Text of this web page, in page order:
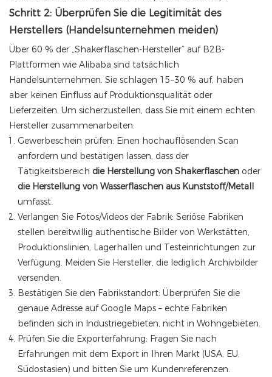
Schritt 2: Überprüfen Sie die Legitimität des
Herstellers (Handelsunternehmen meiden)
Über 60 % der „Shakerflaschen-Hersteller“ auf B2B-
Plattformen wie Alibaba sind tatsächlich
Handelsunternehmen. Sie schlagen 15–30 % auf, haben
aber keinen Einfluss auf Produktionsqualität oder
Lieferzeiten. Um sicherzustellen, dass Sie mit einem echten
Hersteller zusammenarbeiten:
Gewerbeschein prüfen: Einen hochauflösenden Scan
anfordern und bestätigen lassen, dass der
Tätigkeitsbereich die Herstellung von Shakerflaschen oder
die Herstellung von Wasserflaschen aus Kunststoff/Metall
umfasst.
Verlangen Sie Fotos/Videos der Fabrik: Seriöse Fabriken
stellen bereitwillig authentische Bilder von Werkstätten,
Produktionslinien, Lagerhallen und Testeinrichtungen zur
Verfügung. Meiden Sie Hersteller, die lediglich Archivbilder
versenden.
Bestätigen Sie den Fabrikstandort: Überprüfen Sie die
genaue Adresse auf Google Maps – echte Fabriken
befinden sich in Industriegebieten, nicht in Wohngebieten.
Prüfen Sie die Exporterfahrung: Fragen Sie nach
Erfahrungen mit dem Export in Ihren Markt (USA, EU,
Südostasien) und bitten Sie um Kundenreferenzen.